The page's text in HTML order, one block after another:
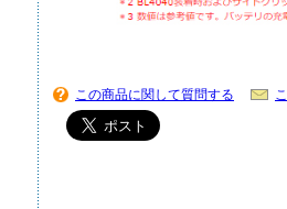
この商品に関して質問する